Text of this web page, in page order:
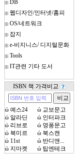
DB
웹디자인/인터넷/홈피
OS/네트워크
잡지
e-비지니스/ 디지털문화
Tools
IT관련 기타 도서
ISBN 책 가격비교
ώ 예스24 ώ 교보문고
ώ 알라딘 ώ 인터파크
ώ 리브로 ώ 영풍문고
ώ 북미르 ώ 북스캔
ώ 11st ώ 반디앤...
ώ 지마켓 ώ 팁엔테크